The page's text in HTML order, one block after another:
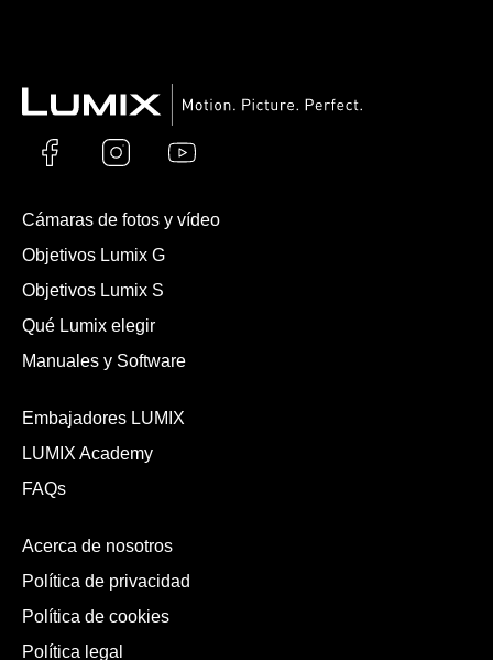
Cámaras de fotos y vídeo
Objetivos Lumix G
Objetivos Lumix S
Qué Lumix elegir
Manuales y Software
Embajadores LUMIX
LUMIX Academy
FAQs
Acerca de nosotros
Política de privacidad
Política de cookies
Política legal